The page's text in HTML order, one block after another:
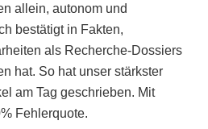
allein, autonom und
bestätigt in Fakten,
als Recherche-Dossiers
hat. So hat unser stärkster
am Tag geschrieben. Mit
Fehlerquote.